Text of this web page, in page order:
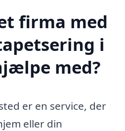
firma med
i
med?
er en service, der
eller din